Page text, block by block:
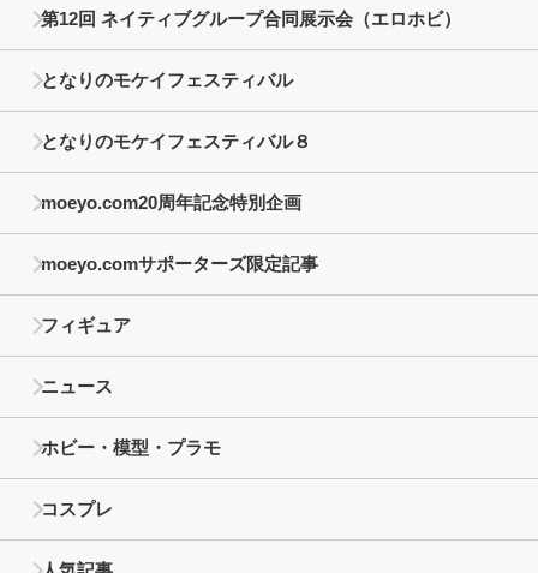
第12回 ネイティブグループ合同展示会（エロホビ）
となりのモケイフェスティバル
となりのモケイフェスティバル８
moeyo.com20周年記念特別企画
moeyo.comサポーターズ限定記事
フィギュア
ニュース
ホビー・模型・プラモ
コスプレ